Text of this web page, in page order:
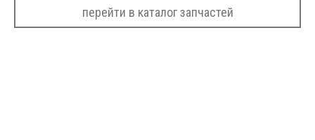
перейти в каталог запчастей